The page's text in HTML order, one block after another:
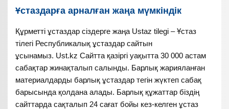
Ұстаздарға арналған жаңа мүмкіндік
Құрметті ұстаздар сіздерге жаңа Ustaz tilegi – Ұстаз
тілегі Республикалық ұстаздар сайтын
ұсынамыз. Ust.kz Сайтта қазіргі уақытта 30 000 астам
сабақтар жинақталып салынды. Барлық жарияланған
материалдарды барлық ұстаздар тегін жүктеп сабақ
барысында қолдана алады. Барлық құжаттар біздің
сайттарда сақталып 24 сағат бойы кез-келген ұстаз